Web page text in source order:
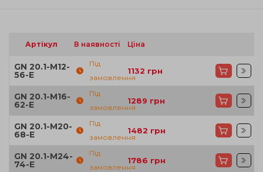
Артікул В наявності Ціна
GN 20.1-M12-
56-E
Під
замовлення
1132 грн
GN 20.1-M16-
62-E
Під
замовлення
1289 грн
GN 20.1-M20-
68-E
Під
замовлення
1482 грн
GN 20.1-M24-
74-E
Під
замовлення
1786 грн